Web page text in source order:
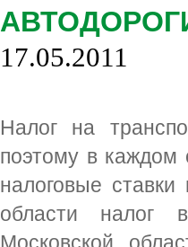
17.05.2011
Налог на
поэтому в каждом
налоговые
области